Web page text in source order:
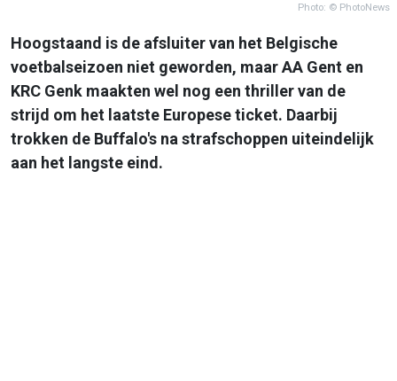
Photo: © PhotoNews
Hoogstaand is de afsluiter van het Belgische
voetbalseizoen niet geworden, maar AA Gent en
KRC Genk maakten wel nog een thriller van de
strijd om het laatste Europese ticket. Daarbij
trokken de Buffalo's na strafschoppen uiteindelijk
aan het langste eind.